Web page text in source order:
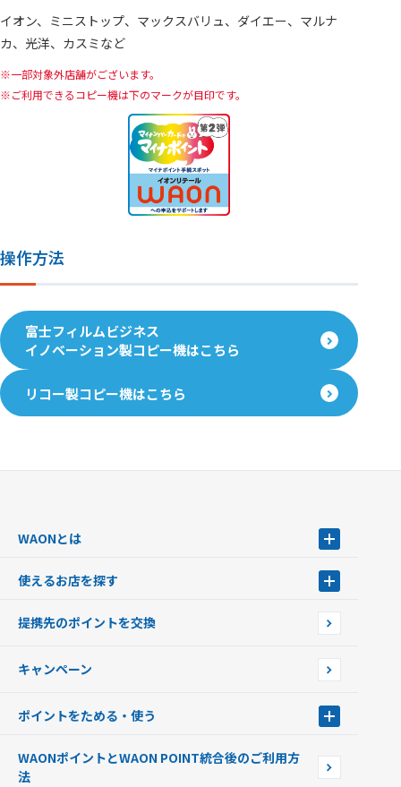
イオン、ミニストップ、マックスバリュ、ダイエー、マルナ
カ、光洋、カスミなど
一部対象外店舗がございます。
ご利用できるコピー機は下のマークが目印です。
操作方法
富士フィルムビジネス
イノベーション製コピー機はこちら
リコー製コピー機はこちら
WAONとは
WAONを申込む
インターネット上でのお買い物について（ネット決済）
使えるお店を探す
店舗検索
イオン銀行ATM設置場所
提携先のポイントを交換
キャンペーン
ポイントをためる・使う
ポイントの有効期限について
WAONポイントとWAON POINT統合後のご利用方
法